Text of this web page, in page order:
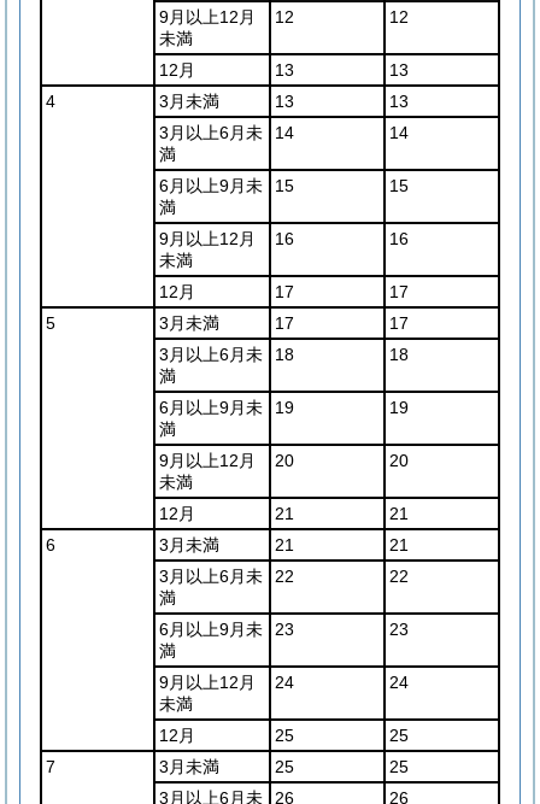
9月以上12月
未満
12 12
12月 13
13
4
3月未満 13
13
3月以上6月未
満
14 14
6月以上9月未
満
15 15
9月以上12月
未満
16 16
12月 17
17
5
3月未満 17
17
3月以上6月未
満
18 18
6月以上9月未
満
19 19
9月以上12月
未満
20 20
12月 21
21
6
3月未満 21
21
3月以上6月未
満
22 22
6月以上9月未
満
23 23
9月以上12月
未満
24 24
12月 25
25
7
3月未満 25
25
3月以上6月未
26 26